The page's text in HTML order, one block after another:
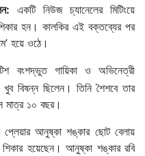
একটি নিউজ চ্যানেলের মিটিংয়ে
হন। কালকির এই বক্তব্যের পর
হয়ে ওঠে।
বংশদ্ভুত গায়িকা ও অভিনেত্রী
বিষন্ন ছিলেন। তিনি শৈশবে তার
মাত্র ১০ বছর।
প্লেয়ার আনুষ্কা শঙ্কার ছোট বেলায়
শিকার হয়েছেন। আনুষ্কা শঙ্কার রবি